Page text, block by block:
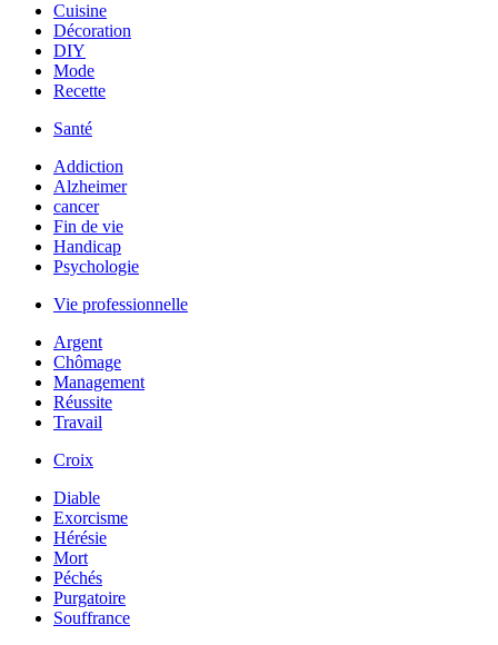
Cuisine
Décoration
DIY
Mode
Recette
Santé
Addiction
Alzheimer
cancer
Fin de vie
Handicap
Psychologie
Vie professionnelle
Argent
Chômage
Management
Réussite
Travail
Croix
Diable
Exorcisme
Hérésie
Mort
Péchés
Purgatoire
Souffrance